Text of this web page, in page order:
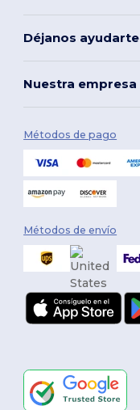
Déjanos ayudarte
Nuestra empresa
Métodos de pago
Métodos de envío